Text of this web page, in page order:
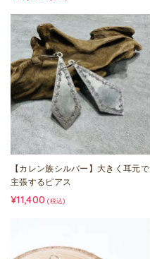
【カレン族シルバー】大きく耳元で
主張するピアス
¥11,400 (税込)